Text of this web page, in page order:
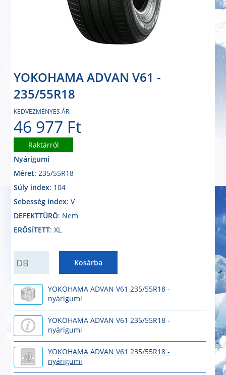
YOKOHAMA ADVAN V61 -
235/55R18
KEDVEZMÉNYES ÁR:
46 977 Ft
Raktárról
Nyárigumi
Méret: 235/55R18
Súly index: 104
Sebesség index: V
DEFEKTTŰRŐ: Nem
ERŐSÍTETT: XL
Kosárba
YOKOHAMA ADVAN V61 235/55R18 -
nyárigumi
YOKOHAMA ADVAN V61 235/55R18 -
nyárigumi
YOKOHAMA ADVAN V61 235/55R18 -
nyárigumi